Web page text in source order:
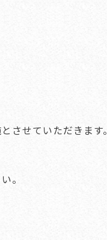
させていただきます。
。